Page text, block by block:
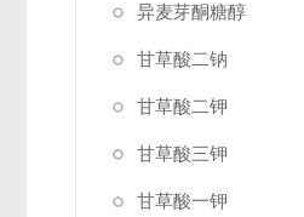
异麦芽酮糖醇
甘草酸二钠
甘草酸二钾
甘草酸三钾
甘草酸一钾